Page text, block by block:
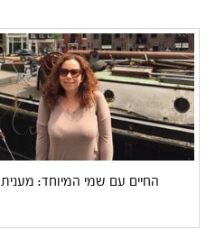
החיים עם שמי המיוחד: מענית